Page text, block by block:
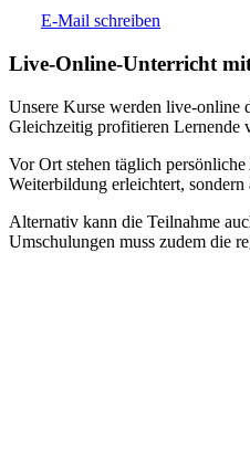
E-Mail schreiben
Live-​Online-Unterricht
Unsere Kurse werden live-online
Gleichzeitig profitieren Lernende
Vor Ort stehen täglich
Weiterbildung erleichtert,
Alternativ kann die Teilnahme
Umschulungen muss zudem die